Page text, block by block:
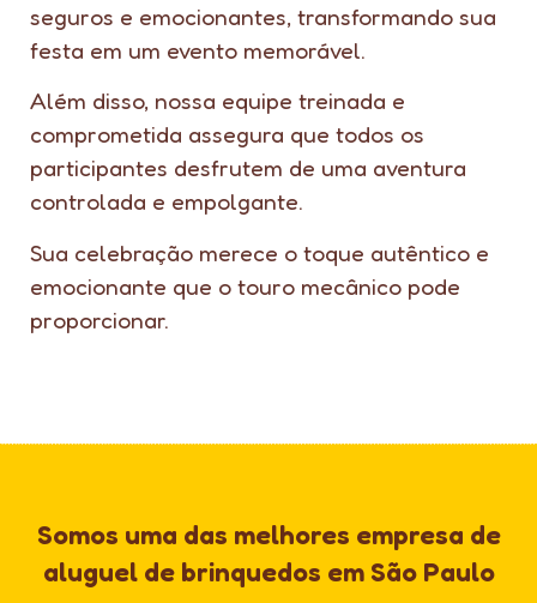
seguros e emocionantes, transformando sua
festa em um evento memorável.
Além disso, nossa equipe treinada e
comprometida assegura que todos os
participantes desfrutem de uma aventura
controlada e empolgante.
Sua celebração merece o toque autêntico e
emocionante que o touro mecânico pode
proporcionar.
Somos uma das melhores empresa de
aluguel de brinquedos em São Paulo